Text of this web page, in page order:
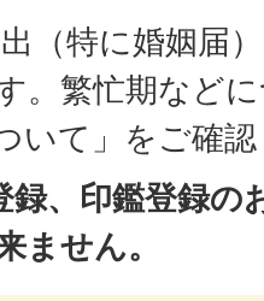
（特に婚姻届
。繁忙期など
いて」をご確
録、印鑑登録の
ません。